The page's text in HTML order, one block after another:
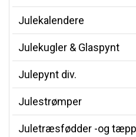
Julekalendere
Julekugler & Glaspynt
Julepynt div.
Julestrømper
Juletræsfødder -og